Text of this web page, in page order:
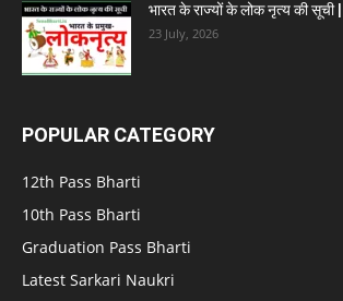
भारत के राज्यों के लोक नृत्य की
23 July, 2026
POPULAR CATEGORY
12th Pass Bharti
10th Pass Bharti
Graduation Pass Bharti
Latest Sarkari Naukri